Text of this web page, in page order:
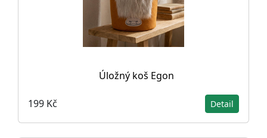
Úložný koš Egon
199 Kč Detail